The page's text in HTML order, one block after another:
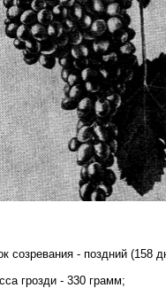
созревания - поздний (158
грозди - 330 грамм;